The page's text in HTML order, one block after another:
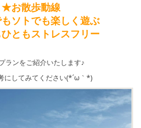
★お散歩動線
ソトでも楽しく遊ぶ
ともストレスフリー
ランをご紹介いたします♪
にしてみてください(*´ω｀*)